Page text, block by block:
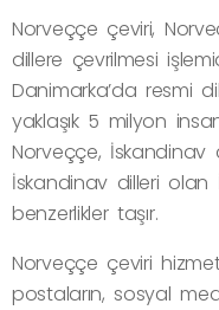
Norveççe çeviri,
dillere çevrilmesi
Danimarka’da resmi
yaklaşık 5 milyon
Norveççe,
İskandinav dilleri
benzerlikler taşır.
Norveççe çeviri
postaların, sosyal